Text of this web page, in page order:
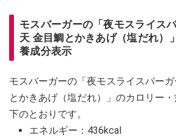
モスバーガーの「夜モスライス
天 金目鯛とかきあげ（塩だれ）
養成分表示
モスバーガーの「夜モスライスバー
とかきあげ（塩だれ）」のカロリー
下のとおりです。
エネルギー：436kcal